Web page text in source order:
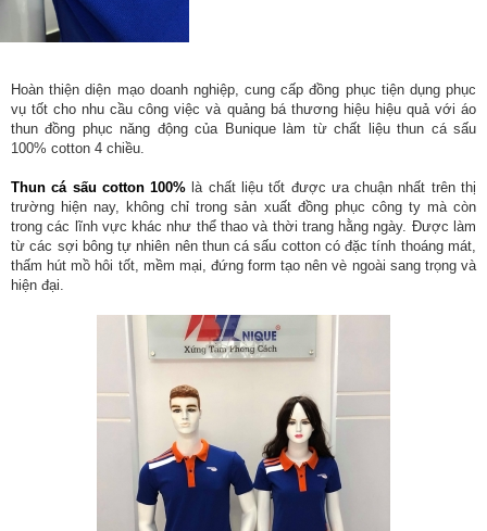
Hoàn thiện diện mạo doanh nghiệp, cung cấp đồng phục tiện dụng phục
vụ tốt cho nhu cầu công việc và quảng bá thương hiệu hiệu quả với áo
thun đồng phục năng động của Bunique làm từ chất liệu thun cá sấu
100% cotton 4 chiều.
Thun cá sấu cotton 100% là chất liệu tốt được ưa chuận nhất trên thị
trường hiện nay, không chỉ trong sản xuất đồng phục công ty mà còn
trong các lĩnh vực khác như thể thao và thời trang hằng ngày. Được làm
từ các sợi bông tự nhiên nên thun cá sấu cotton có đặc tính thoáng mát,
thấm hút mồ hôi tốt, mềm mại, đứng form tạo nên vè ngoài sang trọng và
hiện đại.